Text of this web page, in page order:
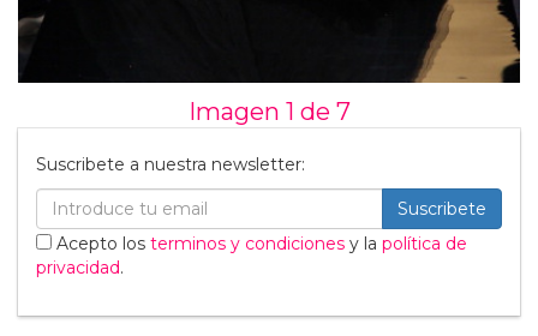
Imagen 1 de 7
Suscribete a nuestra newsletter:
Suscribete
Acepto los terminos y condiciones y la política de
privacidad.